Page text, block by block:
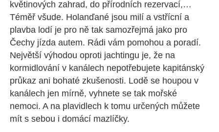
květinových zahrad, do přírodních rezervací,…
Téměř všude. Holanďané jsou milí a vstřícní a
plavba lodí je pro ně tak samozřejmá jako pro
Čechy jízda autem. Rádi vám pomohou a poradí.
Největší výhodou oproti jachtingu je, že na
kormidlování v kanálech nepotřebujete kapitánský
průkaz ani bohaté zkušenosti. Lodě se houpou v
kanálech jen mírně, vyhnete se tak mořské
nemoci. A na plavidlech k tomu určených můžete
mít s sebou i domácí mazlíčky.